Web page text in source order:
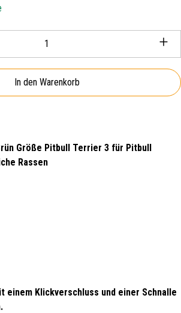
den gewünschten Wert ein oder
In den Warenkorb
Größe Pitbull Terrier 3 für Pitbull
Rassen
einem Klickverschluss und einer Schnalle